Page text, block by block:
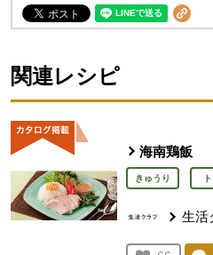
関連レシピ
海南鶏飯
きゅうり
生活